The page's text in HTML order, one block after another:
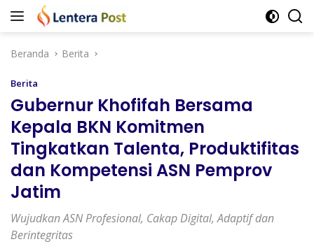
Langsung
Beranda
Berita
Berita
Gubernur Khofifah Bersama
Kepala BKN Komitmen
Tingkatkan Talenta, Produktifitas
dan Kompetensi ASN Pemprov
Jatim
Wujudkan ASN Profesional, Cakap Digital, Adaptif dan
Berintegritas